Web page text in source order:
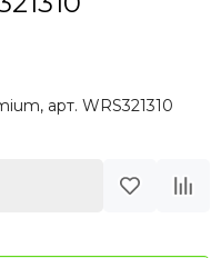
арт. WRS321310